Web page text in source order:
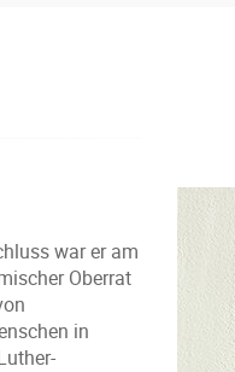
war er am
Oberrat
in